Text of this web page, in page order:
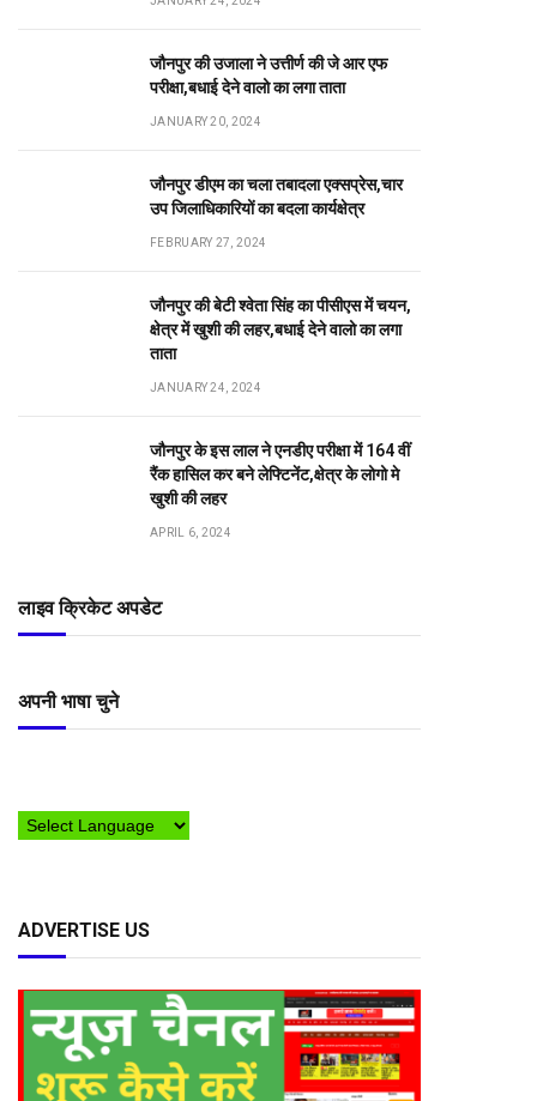
जौनपुर की उजाला ने उत्तीर्ण की जे आर एफ
परीक्षा,बधाई देने वालो का लगा ताता
JANUARY 20, 2024
जौनपुर डीएम का चला तबादला एक्सप्रेस,चार
उप जिलाधिकारियों का बदला कार्यक्षेत्र
FEBRUARY 27, 2024
जौनपुर की बेटी श्वेता सिंह का पीसीएस में चयन,
क्षेत्र में खुशी की लहर,बधाई देने वालो का लगा
ताता
JANUARY 24, 2024
जौनपुर के इस लाल ने एनडीए परीक्षा में 164 वीं
रैंक हासिल कर बने लेफ्टिनेंट,क्षेत्र के लोगो मे
खुशी की लहर
APRIL 6, 2024
लाइव क्रिकेट अपडेट
अपनी भाषा चुने
ADVERTISE US